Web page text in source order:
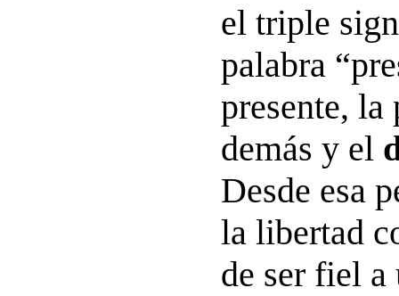
el triple
palabra
presente, la
demás y el
Desde esa
la libertad
de ser fiel